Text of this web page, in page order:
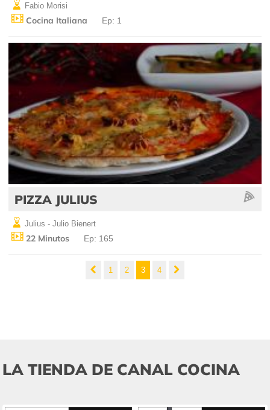
Fabio Morisi
Cocina Italiana Ep: 1
PIZZA JULIUS
Julius - Julio Bienert
22 Minutos Ep: 165
1 2 3 4
LA TIENDA DE CANAL COCINA